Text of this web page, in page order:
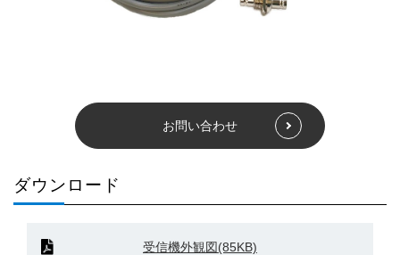
お問い合わせ
ダウンロード
受信機外観図(85KB)